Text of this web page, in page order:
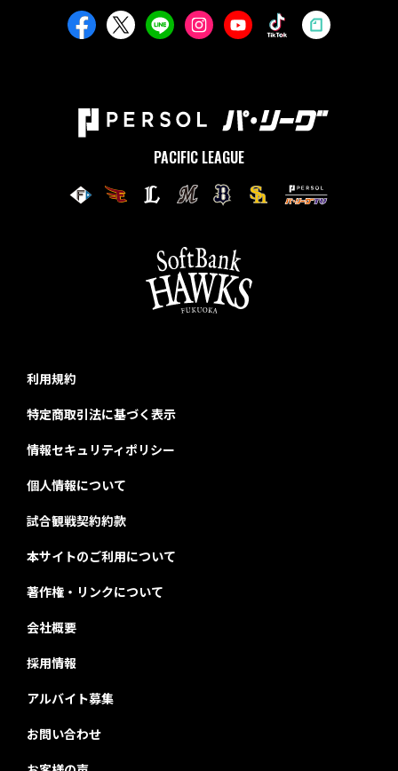
PACIFIC LEAGUE
利用規約
特定商取引法に基づく表示
情報セキュリティポリシー
個人情報について
試合観戦契約約款
本サイトのご利用について
著作権・リンクについて
会社概要
採用情報
アルバイト募集
お問い合わせ